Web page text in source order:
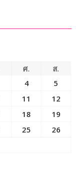
ศ.
ส.
4
5
11
12
18
19
25
26